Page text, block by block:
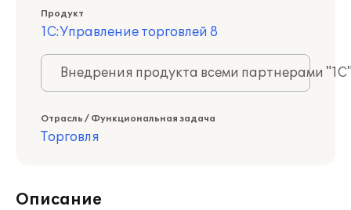
Продукт
1С:Управление торговлей 8
Внедрения продукта всеми партнерами
Отрасль / Функциональная задача
Торговля
Описание